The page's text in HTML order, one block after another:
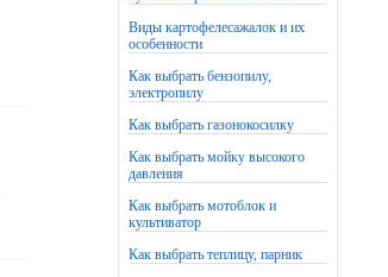
Виды картофелесажалок и их
особенности
Как выбрать бензопилу,
электропилу
Как выбрать газонокосилку
Как выбрать мойку высокого
давления
Как выбрать мотоблок и
культиватор
Как выбрать теплицу, парник